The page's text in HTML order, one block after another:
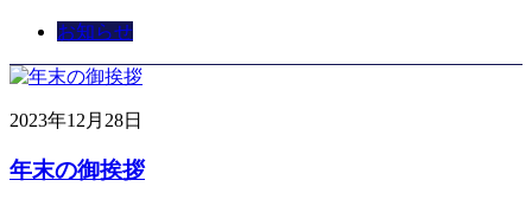
お知らせ
2023年12月28日
年末の御挨拶